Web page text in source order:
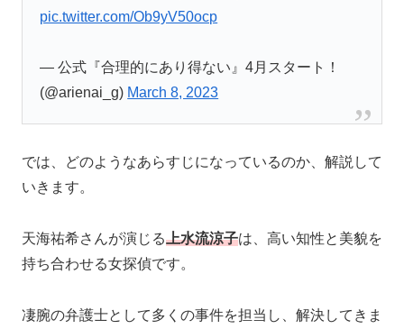
pic.twitter.com/Ob9yV50ocp
— 公式『合理的にあり得ない』4月スタート！
(@arienai_g) March 8, 2023
では、どのようなあらすじになっているのか、解説して
いきます。
天海祐希さんが演じる上水流涼子は、高い知性と美貌を
持ち合わせる女探偵です。
凄腕の弁護士として多くの事件を担当し、解決してきま